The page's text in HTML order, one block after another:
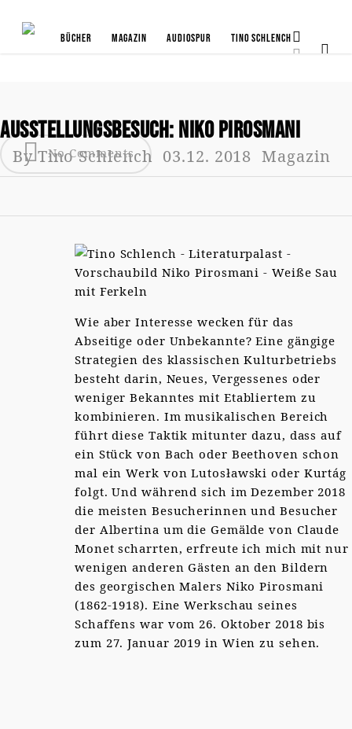
Bücher Magazin Audiospur Tino Schlench
Ausstellungsbesuch: Niko Pirosmani
ByTino Schlench 03.12. 2018 Magazin
No Comments
Wie aber Interesse wecken für das
Abseitige oder Unbekannte? Eine gängige
Strategien des klassischen Kulturbetriebs
besteht darin, Neues, Vergessenes oder
weniger Bekanntes mit Etabliertem zu
kombinieren. Im musikalischen Bereich
führt diese Taktik mitunter dazu, dass auf
ein Stück von Bach oder Beethoven schon
mal ein Werk von Lutosławski oder Kurtág
folgt. Und während sich im Dezember 2018
die meisten Besucherinnen und Besucher
der Albertina um die Gemälde von Claude
Monet scharrten, erfreute ich mich mit nur
wenigen anderen Gästen an den Bildern
des georgischen Malers Niko Pirosmani
(1862-1918). Eine Werkschau seines
Schaffens war vom 26. Oktober 2018 bis
zum 27. Januar 2019 in Wien zu sehen.